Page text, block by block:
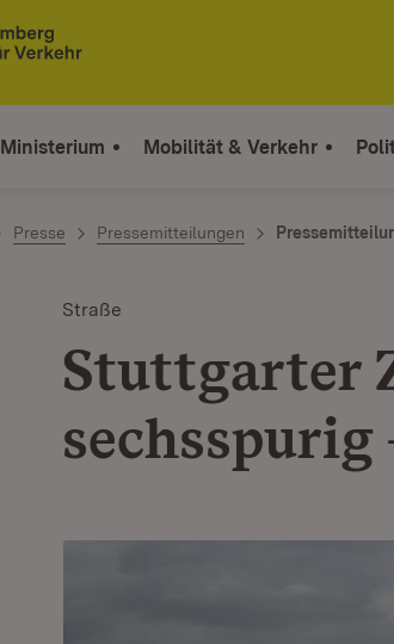
Ministerium Mobilität & Verkehr
Presse Pressemitteilungen
Straße
Stuttgarter
sechsspurig